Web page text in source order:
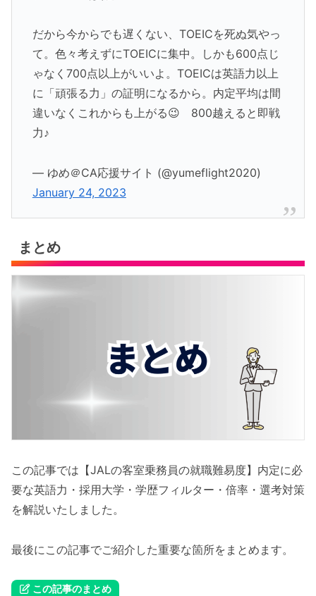
だから今からでも遅くない、TOEICを死ぬ気やっ
て。色々考えずにTOEICに集中。しかも600点じ
ゃなく700点以上がいいよ。TOEICは英語力以上
に「頑張る力」の証明になるから。内定平均は間
違いなくこれからも上がる😉 800越えると即戦
力♪
— ゆめ＠CA応援サイト (@yumeflight2020)
January 24, 2023
まとめ
この記事では【JALの客室乗務員の就職難易度】内定に必
要な英語力・採用大学・学歴フィルター・倍率・選考対策
を解説いたしました。
最後にこの記事でご紹介した重要な箇所をまとめます。
この記事のまとめ